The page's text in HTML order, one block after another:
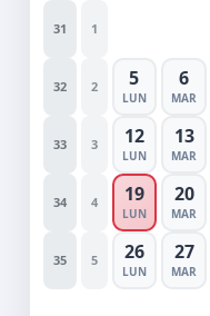
31 1
32 2 5
LUN
6
MAR
33 3 12
LUN
13
MAR
34 4 19
LUN
20
MAR
35 5 26
LUN
27
MAR